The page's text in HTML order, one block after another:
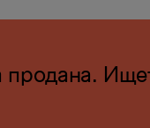
продана.